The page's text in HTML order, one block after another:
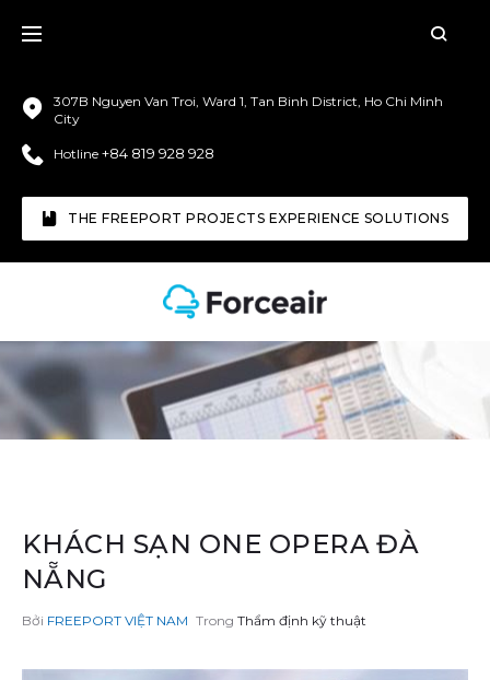
307B Nguyen Van Troi, Ward 1, Tan Binh District, Ho Chi Minh
City
Hotline +84 819 928 928
THE FREEPORT PROJECTS EXPERIENCE SOLUTIONS
KHÁCH SẠN ONE OPERA ĐÀ
NẴNG
Bởi Trong Thẩm định kỹ thuật